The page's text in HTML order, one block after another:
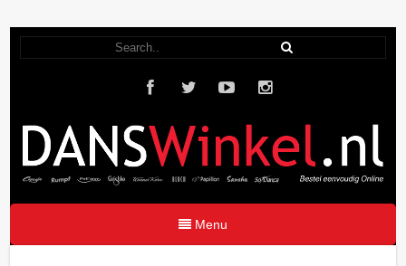
Menu